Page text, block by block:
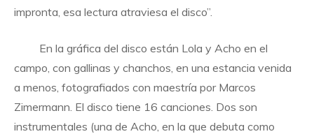
impronta, esa lectura atraviesa el disco”.
En la gráfica del disco están Lola y Acho en el
campo, con gallinas y chanchos, en una estancia venida
a menos, fotografiados con maestría por Marcos
Zimermann. El disco tiene 16 canciones. Dos son
instrumentales (una de Acho, en la que debuta como